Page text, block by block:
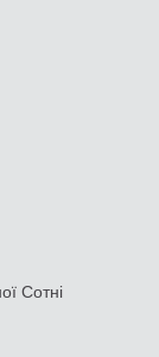
Сотні